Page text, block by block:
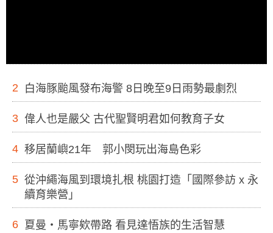
2 白海豚颱風發布海警 8日晚至9日雨勢最劇烈
3 偉人也是嚴父 古代聖賢明君如何教育子女
4 移居蘭嶼21年 郭小閔玩出海島色彩
5 從沖繩海風到環境扎根 桃園打造「國際參訪 x 永
續育樂營」
6 夏曼・馬寧欸帶路 看見達悟族的生活智慧